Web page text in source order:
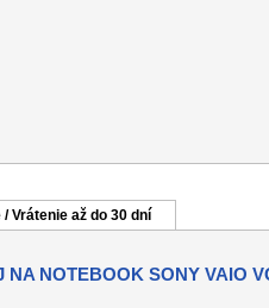
/ Vrátenie až do 30 dní
NOTEBOOK SONY VAIO